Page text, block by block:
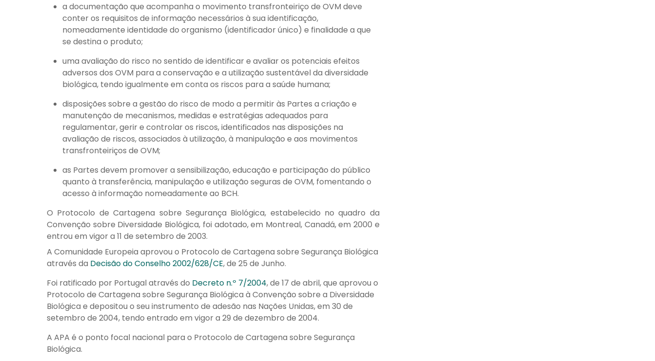
a documentação que acompanha o movimento transfronteiriço de OVM deve
conter os requisitos de informação necessários à sua identificação,
nomeadamente identidade do organismo (identificador único) e finalidade a que
se destina o produto;
uma avaliação do risco no sentido de identificar e avaliar os potenciais efeitos
adversos dos OVM para a conservação e a utilização sustentável da diversidade
biológica, tendo igualmente em conta os riscos para a saúde humana;
disposições sobre a gestão do risco de modo a permitir às Partes a criação e
manutenção de mecanismos, medidas e estratégias adequados para
regulamentar, gerir e controlar os riscos, identificados nas disposições na
avaliação de riscos, associados à utilização, à manipulação e aos movimentos
transfronteiriços de OVM;
as Partes devem promover a sensibilização, educação e participação do público
quanto à transferência, manipulação e utilização seguras de OVM, fomentando o
acesso à informação nomeadamente ao BCH.
O Protocolo de Cartagena sobre Segurança Biológica, estabelecido no quadro da
Convenção sobre Diversidade Biológica, foi adotado, em Montreal, Canadá, em 2000 e
entrou em vigor a 11 de setembro de 2003.
A Comunidade Europeia aprovou o Protocolo de Cartagena sobre Segurança Biológica
através da Decisão do Conselho 2002/628/CE, de 25 de Junho.
Foi ratificado por Portugal através do Decreto n.º 7/2004, de 17 de abril, que aprovou o
Protocolo de Cartagena sobre Segurança Biológica à Convenção sobre a Diversidade
Biológica e depositou o seu instrumento de adesão nas Nações Unidas, em 30 de
setembro de 2004, tendo entrado em vigor a 29 de dezembro de 2004.
A APA é o ponto focal nacional para o Protocolo de Cartagena sobre Segurança
Biológica.